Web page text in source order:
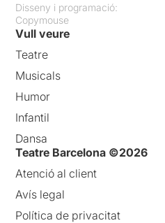
Disseny i programació:
Copymouse
Vull veure
Teatre
Musicals
Humor
Infantil
Dansa
Teatre Barcelona ©2026
Atenció al client
Avís legal
Política de privacitat